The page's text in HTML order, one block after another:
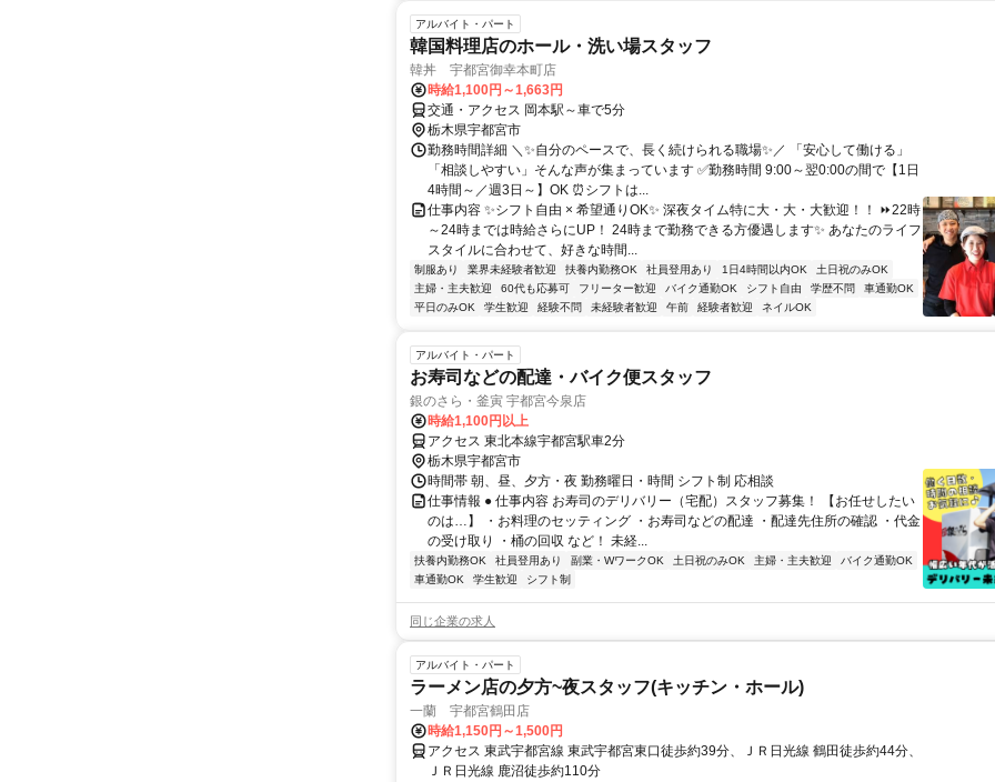
アルバイト・パート
韓国料理店のホール・洗い場スタッフ
韓丼 宇都宮御幸本町店
時給1,100円～1,663円
交通・アクセス 岡本駅～車で5分
栃木県宇都宮市
勤務時間詳細 ＼✨自分のペースで、長く続けられる職場✨／ 「安心して働ける」
「相談しやすい」そんな声が集まっています ✅勤務時間 9:00～翌0:00の間で【1日
4時間～／週3日～】OK ⏰シフトは...
仕事内容 ✨シフト自由 × 希望通りOK✨ 深夜タイム特に大・大・大歓迎！！ ⏩22時
～24時までは時給さらにUP！ 24時まで勤務できる方優遇します✨ あなたのライフ
スタイルに合わせて、好きな時間...
制服あり 業界未経験者歓迎 扶養内勤務OK 社員登用あり 1日4時間以内OK
土日祝のみOK
主婦・主夫歓迎
60代も応募可 フリーター歓迎 バイク通勤OK シフト自由 学歴不問
車通勤OK
平日のみOK
学生歓迎 経験不問 未経験者歓迎 午前 経験者歓迎 ネイルOK
アルバイト・パート
お寿司などの配達・バイク便スタッフ
銀のさら・釜寅 宇都宮今泉店
時給1,100円以上
アクセス 東北本線宇都宮駅車2分
栃木県宇都宮市
時間帯 朝、昼、夕方・夜 勤務曜日・時間 シフト制 応相談
仕事情報 ● 仕事内容 お寿司のデリバリー（宅配）スタッフ募集！ 【お任せしたい
のは…】 ・お料理のセッティング ・お寿司などの配達 ・配達先住所の確認 ・代金
の受け取り ・桶の回収 など！ 未経...
扶養内勤務OK 社員登用あり 副業・WワークOK 土日祝のみOK 主婦・主夫歓迎
バイク通勤OK
車通勤OK
学生歓迎 シフト制
同じ企業の求人
アルバイト・パート
ラーメン店の夕方~夜スタッフ(キッチン・ホール)
一蘭 宇都宮鶴田店
時給1,150円～1,500円
アクセス 東武宇都宮線 東武宇都宮東口徒歩約39分、ＪＲ日光線 鶴田徒歩約44分、
ＪＲ日光線 鹿沼徒歩約110分